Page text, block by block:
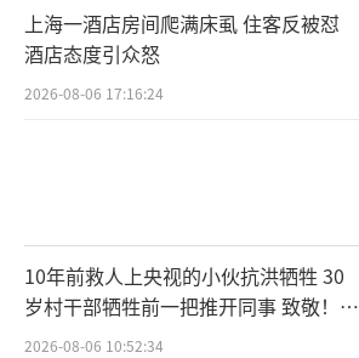
上海一酒店房间爬满床虱 住客反被怼
酒店态度引众怒
2026-08-06 17:16:24
10年前救人上央视的小伙抗洪牺牲 30
岁村干部牺牲前一把推开同事 致敬！送
别！
2026-08-06 10:52:34